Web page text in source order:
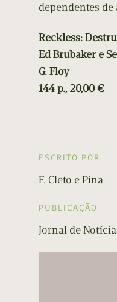
dependentes de
Reckless:
Ed Brubaker e
G. Floy
144 p., 20,00 €
ESCRITO POR
F. Cleto e Pina
PUBLICAÇÃO
Jornal de